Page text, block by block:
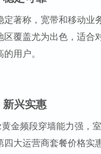
定著称，宽带和移动业
区覆盖尤为出色，适合
用户。
新兴实惠
金频段穿墙能力强，
四大运营商套餐价格实